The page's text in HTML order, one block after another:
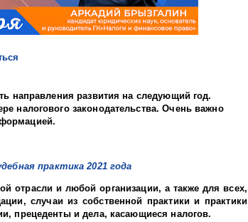
направления развития на следующий год.
налогового законодательства. Очень важно
практика 2021 года
отрасли и любой организации, а также для всех,
случаи из собственной практики и практики
прецеденты и дела, касающиеся налогов.